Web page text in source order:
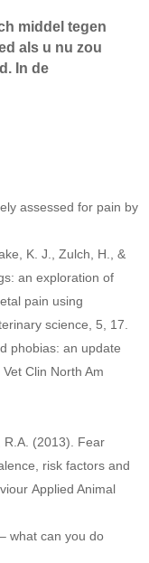
middel tegen
als u nu zou
In de
assessed for pain by
K. J., Zulch, H., &
an exploration of
pain using
science, 5, 17.
phobias: an update
Clin North Am
R.A. (2013). Fear
risk factors and
Applied Animal
what can you do